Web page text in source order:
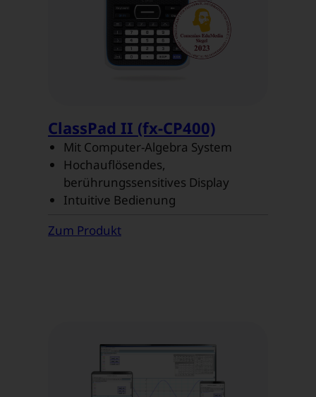
ClassPad II (fx-CP400)
Mit Computer-Algebra System
Hochauflösendes,
berührungssensitives Display
Intuitive Bedienung
Zum Produkt